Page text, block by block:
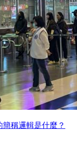
稱邏輯是什麼？